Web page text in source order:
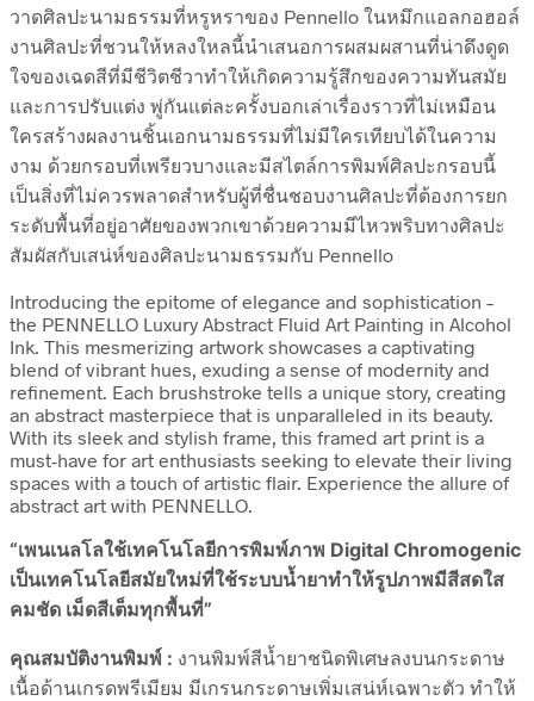
วาดศิลปะนามธรรมที่หรูหราของ Pennello ในหมึกแอลกอฮอล์
งานศิลปะที่ชวนให้หลงใหลนี้นำเสนอการผสมผสานที่น่าดึงดูด
ใจของเฉดสีที่มีชีวิตชีวาทำให้เกิดความรู้สึกของความทันสมัย
และการปรับแต่ง พู่กันแต่ละครั้งบอกเล่าเรื่องราวที่ไม่เหมือน
ใครสร้างผลงานชิ้นเอกนามธรรมที่ไม่มีใครเทียบได้ในความ
งาม ด้วยกรอบที่เพรียวบางและมีสไตล์การพิมพ์ศิลปะกรอบนี้
เป็นสิ่งที่ไม่ควรพลาดสำหรับผู้ที่ชื่นชอบงานศิลปะที่ต้องการยก
ระดับพื้นที่อยู่อาศัยของพวกเขาด้วยความมีไหวพริบทางศิลปะ
สัมผัสกับเสน่ห์ของศิลปะนามธรรมกับ Pennello
Introducing the epitome of elegance and sophistication –
the PENNELLO Luxury Abstract Fluid Art Painting in Alcohol
Ink. This mesmerizing artwork showcases a captivating
blend of vibrant hues, exuding a sense of modernity and
refinement. Each brushstroke tells a unique story, creating
an abstract masterpiece that is unparalleled in its beauty.
With its sleek and stylish frame, this framed art print is a
must-have for art enthusiasts seeking to elevate their living
spaces with a touch of artistic flair. Experience the allure of
abstract art with PENNELLO.
“เพนเนลโลใช้เทคโนโลยีการพิมพ์ภาพ Digital Chromogenic
เป็นเทคโนโลยีสมัยใหม่ที่ใช้ระบบน้ำยาทำให้รูปภาพมีสีสดใส
คมชัด เม็ดสีเต็มทุกพื้นที่”
คุณสมบัติงานพิมพ์ : งานพิมพ์สีน้ำยาชนิดพิเศษลงบนกระดาษ
เนื้อด้านเกรดพรีเมียม มีเกรนกระดาษเพิ่มเสน่ห์เฉพาะตัว ทำให้